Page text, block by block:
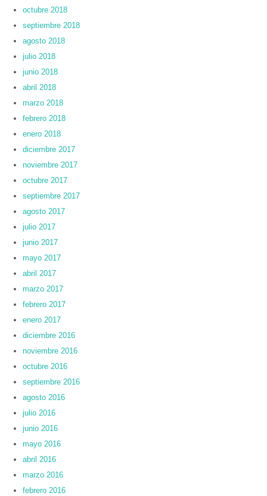
octubre 2018
septiembre 2018
agosto 2018
julio 2018
junio 2018
abril 2018
marzo 2018
febrero 2018
enero 2018
diciembre 2017
noviembre 2017
octubre 2017
septiembre 2017
agosto 2017
julio 2017
junio 2017
mayo 2017
abril 2017
marzo 2017
febrero 2017
enero 2017
diciembre 2016
noviembre 2016
octubre 2016
septiembre 2016
agosto 2016
julio 2016
junio 2016
mayo 2016
abril 2016
marzo 2016
febrero 2016